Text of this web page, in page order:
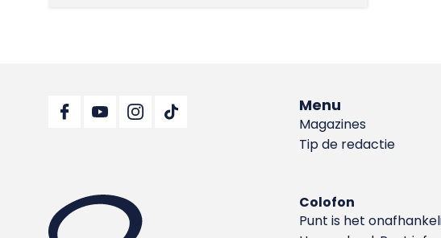
Menu
Magazines
Tip de redactie
Colofon
Punt is het